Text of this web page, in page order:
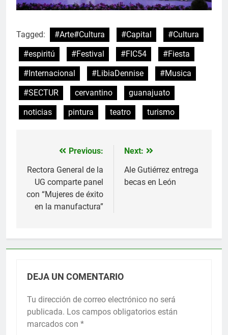
Tagged: #Arte#Cultura #Capital
#Cultura
#espiritú
#Festival #FIC54
#Fiesta
#Internacional
#LibiaDennise
#Musica
#SECTUR
cervantino
guanajuato
noticias
pintura teatro turismo
Navegación
de
entradas
Previous:
Rectora General de la
UG comparte panel
con “Mujeres de éxito
en la manufactura”
Next:
Ale Gutiérrez entrega
becas en León
DEJA UN COMENTARIO
Tu dirección de correo electrónico no será
publicada. Los campos obligatorios están
marcados con *